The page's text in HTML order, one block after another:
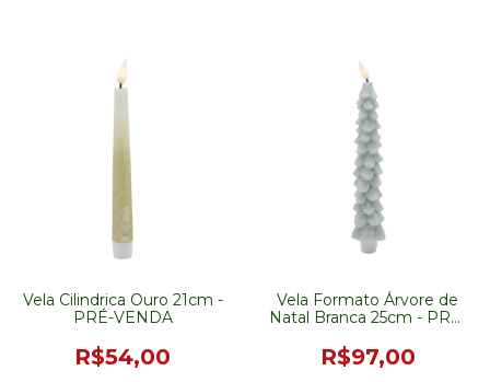
Vela Cilindrica Ouro 21cm -
PRÉ-VENDA
R$54,00
Vela Formato Árvore de
Natal Branca 25cm - PRÉ-
R$97,00